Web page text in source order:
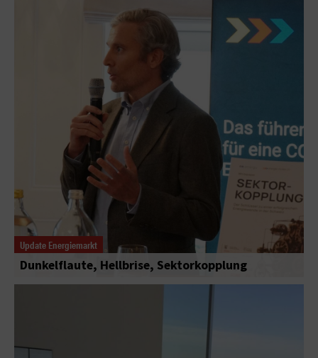
Update Energiemarkt
Dunkelflaute, Hellbrise, Sektorkopplung